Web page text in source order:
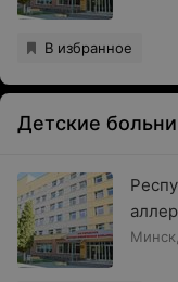
В избранное